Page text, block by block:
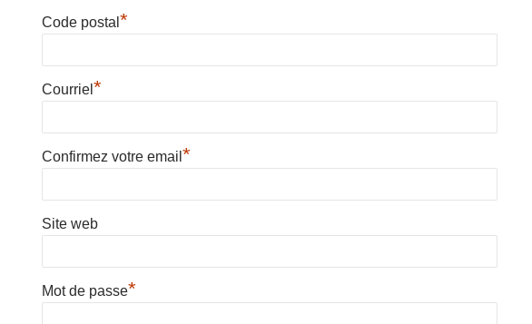
Code postal *
Courriel *
Confirmez votre email *
Site web
Mot de passe*